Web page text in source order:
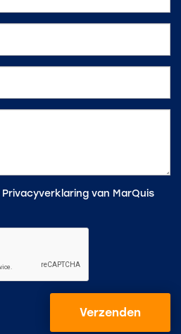
Privacyverklaring van MarQuis
Verzenden